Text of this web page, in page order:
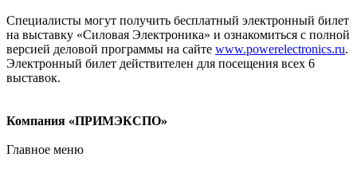
Специалисты могут получить бесплатный электронный билет
на выставку «Силовая Электроника» и ознакомиться с полной
версией деловой программы на сайте www.powerelectronics.ru.
Электронный билет действителен для посещения всех 6
выставок.
Компания «ПРИМЭКСПО»
Главное меню